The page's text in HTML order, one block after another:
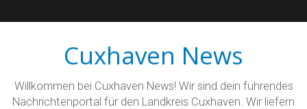
Cuxhaven News
Willkommen bei Cuxhaven News! Wir sind dein führendes
Nachrichtenportal für den Landkreis Cuxhaven. Wir liefern